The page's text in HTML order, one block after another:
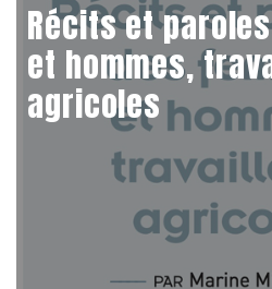
Récits et
et hommes,
agricoles